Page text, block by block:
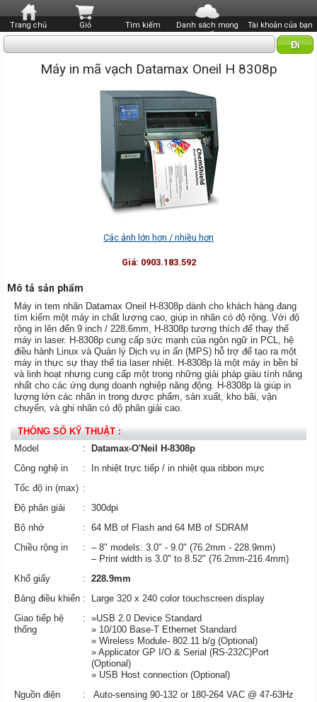
Trang chủ Giỏ Tìm kiếm
Danh sách mong
muốn
Tài khoản của bạn
Máy in mã vạch Datamax Oneil H 8308p
Các ảnh lớn hơn / nhiều hơn
Giá: 0903.183.592
Mô tả sản phẩm
Máy in tem nhãn Datamax Oneil H-8308p dành cho khách hàng đang
tìm kiếm một máy in chất lượng cao, giúp in nhãn có độ rộng. Với độ
rộng in lên đến 9 inch / 228.6mm, H-8308p tương thích để thay thế
máy in laser. H-8308p cung cấp sức mạnh của ngôn ngữ in PCL, hệ
điều hành Linux và Quản lý Dịch vụ in ấn (MPS) hỗ trợ để tạo ra một
máy in thực sự thay thế tia laser nhiệt. H-8308p là một máy in bền bỉ
và linh hoạt nhưng cung cấp một trong những giải pháp giàu tính năng
nhất cho các ứng dụng doanh nghiệp năng động. H-8308p là giúp in
lượng lớn các nhãn in trong dược phẩm, sản xuất, kho bãi, vận
chuyển, và ghi nhãn có độ phân giải cao.
THÔNG SỐ KỸ THUẬT :
Model
:
Datamax-O'Neil H-8308p
Công nghệ in
:
In nhiệt trực tiếp / in nhiệt qua ribbon mực
Tốc độ in (max) :
Độ phân giải
: 300dpi
Bộ nhớ
: 64 MB of Flash and 64 MB of SDRAM
Chiều rộng in
: – 8" models: 3.0" - 9.0" (76.2mm - 228.9mm)
– Print width is 3.0" to 8.52" (76.2mm-216.4mm)
Khổ giấy
: 228.9mm
Bảng điều khiển :
Large 320 x 240 color touchscreen display
Giao tiếp hệ
thống
: »USB 2.0 Device Standard
» 10/100 Base-T Ethernet Standard
» Wireless Module- 802.11 b/g (Optional)
» Applicator GP I/O & Serial (RS-232C)Port
(Optional)
» USB Host connection (Optional)
Nguồn điện
:
Auto-sensing 90-132 or 180-264 VAC @ 47-63Hz